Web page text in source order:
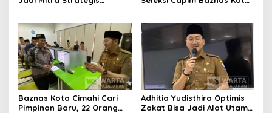
Berintegritas
Baznas Kota Cimahi Cari
Pimpinan Baru, 22 Orang
Adhitia Yudisthira Optimis
Zakat Bisa Jadi Alat Utama